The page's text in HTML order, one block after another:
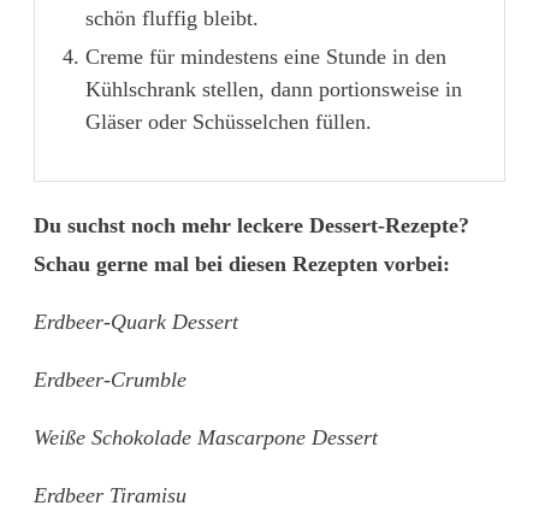
schön fluffig bleibt.
Creme für mindestens eine Stunde in den
Kühlschrank stellen, dann portionsweise in
Gläser oder Schüsselchen füllen.
Du suchst noch mehr leckere Dessert-Rezepte?
Schau gerne mal bei diesen Rezepten vorbei:
Erdbeer-Quark Dessert
Erdbeer-Crumble
Weiße Schokolade Mascarpone Dessert
Erdbeer Tiramisu